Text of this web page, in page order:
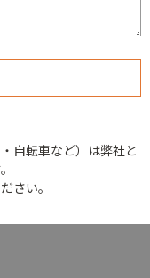
自転車など）は弊社と
さい。